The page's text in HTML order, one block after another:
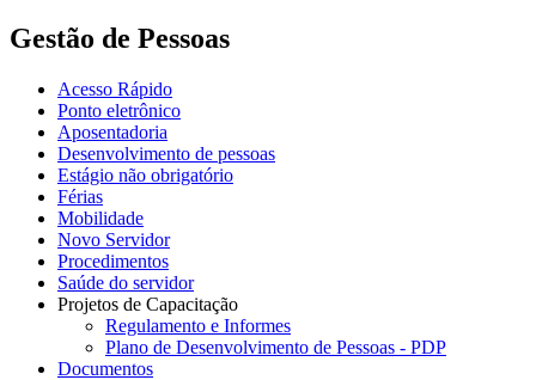
Gestão de Pessoas
Acesso Rápido
Ponto eletrônico
Aposentadoria
Desenvolvimento de pessoas
Estágio não obrigatório
Férias
Mobilidade
Novo Servidor
Procedimentos
Saúde do servidor
Projetos de Capacitação
Regulamento e Informes
Plano de Desenvolvimento de Pessoas - PDP
Documentos